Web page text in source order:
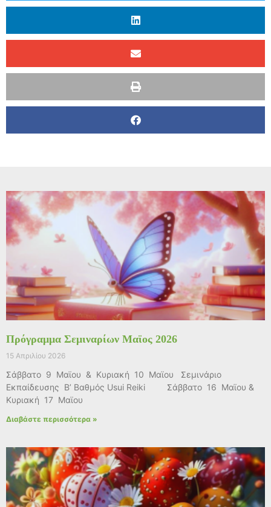
Πρόγραμμα Σεμιναρίων Μαϊος 2026
15 Απριλίου 2026
Σάββατο 9 Μαϊου & Κυριακή 10 Μαϊου Σεμινάριο
Εκπαίδευσης Β’ Βαθμός Usui Reiki Σάββατο 16 Μαϊου &
Κυριακή 17 Μαϊου
Διαβάστε περισσότερα »